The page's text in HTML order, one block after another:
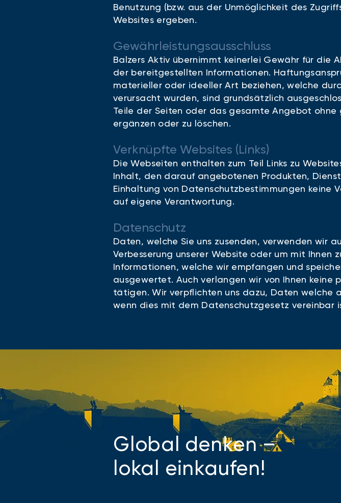
Benutzung (bzw. aus der Unmöglichkeit des
Websites ergeben.
Gewährleistungsausschluss
Balzers Aktiv übernimmt keinerlei Gewähr für
der bereitgestellten Informationen.
materieller oder ideeller Art beziehen, welche
verursacht wurden, sind grundsätzlich
Teile der Seiten oder das gesamte Angebot
ergänzen oder zu löschen.
Verknüpfte Websites (Links)
Die Webseiten enthalten zum Teil Links zu
Inhalt, den darauf angebotenen Produkten,
Einhaltung von Datenschutzbestimmungen keine
auf eigene Verantwortung.
Datenschutz
Daten, welche Sie uns zusenden, verwenden wir
Verbesserung unserer Website oder um mit Ihnen
Informationen, welche wir empfangen und
ausgewertet. Auch verlangen wir von Ihnen keine
tätigen. Wir verpflichten uns dazu, Daten welche
wenn dies mit dem Datenschutzgesetz vereinbar
Global denken –
lokal einkaufen!